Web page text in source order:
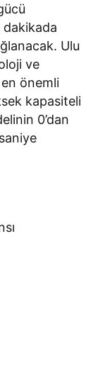
dakikada
Ulu
ve
önemli
kapasiteli
0’dan